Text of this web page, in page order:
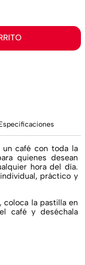
un café con toda la
quienes desean
hora del día.
práctico y
coloca la pastilla en
café y deséchala